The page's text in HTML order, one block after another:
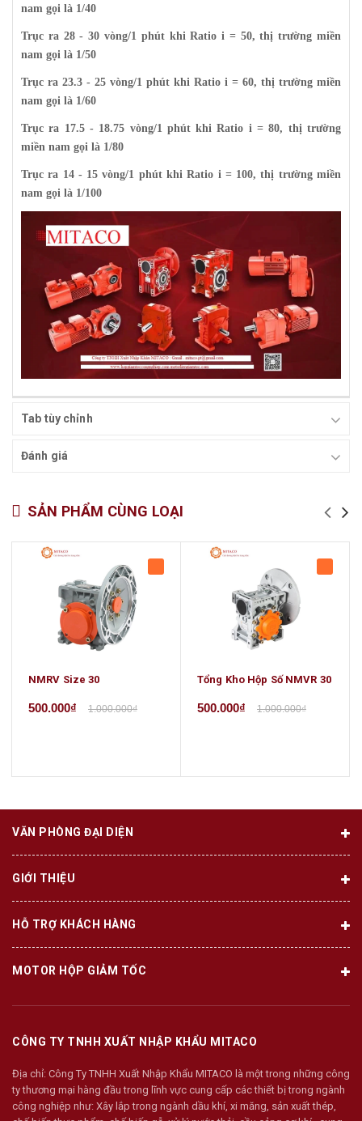
nam gọi là 1/40
Trục ra 28 - 30 vòng/1 phút khi Ratio i = 50, thị trường miền
nam gọi là 1/50
Trục ra 23.3 - 25 vòng/1 phút khi Ratio i = 60, thị trường miền
nam gọi là 1/60
Trục ra 17.5 - 18.75 vòng/1 phút khi Ratio i = 80, thị trường
miền nam gọi là 1/80
Trục ra 14 - 15 vòng/1 phút khi Ratio i = 100, thị trường miền
nam gọi là 1/100
Tab tùy chỉnh
Đánh giá
SẢN PHẨM CÙNG LOẠI
NMRV Size 30
500.000₫ 1.000.000₫
Tổng Kho Hộp Số NMVR 30
500.000₫ 1.000.000₫
VĂN PHÒNG ĐẠI DIỆN
GIỚI THIỆU
HỖ TRỢ KHÁCH HÀNG
MOTOR HỘP GIẢM TỐC
CÔNG TY TNHH XUẤT NHẬP KHẨU MITACO
Địa chỉ: Công Ty TNHH Xuất Nhập Khẩu MITACO là một trong những công
ty thương mại hàng đầu trong lĩnh vực cung cấp các thiết bị trong ngành
công nghiệp như: Xây lắp trong ngành dầu khí, xi măng, sản xuất thép,